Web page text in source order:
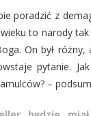
poradzić z
to narody
On był różny,
pytanie.
–